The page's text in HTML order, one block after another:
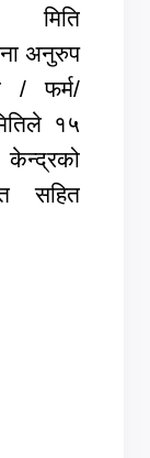
मिति
अनुरुप
/ फर्म/
१५
सहित